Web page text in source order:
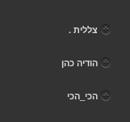
צללית .
הודיה כהן
הכי_הכי